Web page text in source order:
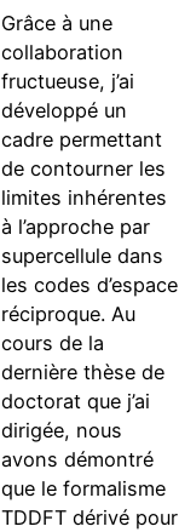
Grâce à une
collaboration
fructueuse, j’ai
développé un
cadre permettant
de contourner les
limites inhérentes
à l’approche par
supercellule dans
les codes d’espace
réciproque. Au
cours de la
dernière thèse de
doctorat que j’ai
dirigée, nous
avons démontré
que le formalisme
TDDFT dérivé pour